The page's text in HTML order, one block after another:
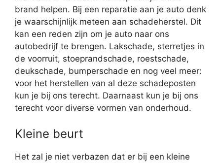
brand helpen. Bij een reparatie aan je auto denk
je waarschijnlijk meteen aan schadeherstel. Dit
kan een reden zijn om je auto naar ons
autobedrijf te brengen. Lakschade, sterretjes in
de voorruit, stoeprandschade, roestschade,
deukschade, bumperschade en nog veel meer:
voor het herstellen van al deze schadeposten
kun je bij ons terecht. Daarnaast kun je bij ons
terecht voor diverse vormen van onderhoud.
Kleine beurt
Het zal je niet verbazen dat er bij een kleine